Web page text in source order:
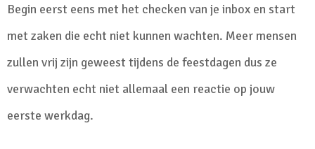
Begin eerst eens met het checken van je inbox en start
met zaken die echt niet kunnen wachten. Meer mensen
zullen vrij zijn geweest tijdens de feestdagen dus ze
verwachten echt niet allemaal een reactie op jouw
eerste werkdag.